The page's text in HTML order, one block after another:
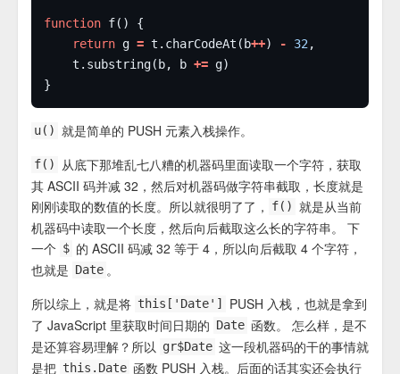
function
return g = t.charCodeAt(b++) - 32
	t.substring(b, b
+=
u() 就是简单的 PUSH 元素入栈操作。
f()
从底下那堆乱七八糟的机器码里面读取一个字符，获取
其 ASCII 码并减 32，然后对机器码做字符串截取，长度就是
刚刚读取的数值的长度。所以就很明了了，
f() 就是从当前
机器码中读取一个长度，然后向后截取这么长的字符串。 下
一个 $ 的 ASCII 码减 32 等于 4，所以向后截取 4 个字符，
也就是
Date 。
所以综上，就是将 this['Date']
PUSH 入栈，也就是拿到
了 JavaScript 里获取时间日期的
Date 函数。 怎么样，是不
是还算容易理解？所以
gr$Date 这一段机器码的干的事情就
是把 this.Date 函数 PUSH 入栈。后面的话其实还会执行